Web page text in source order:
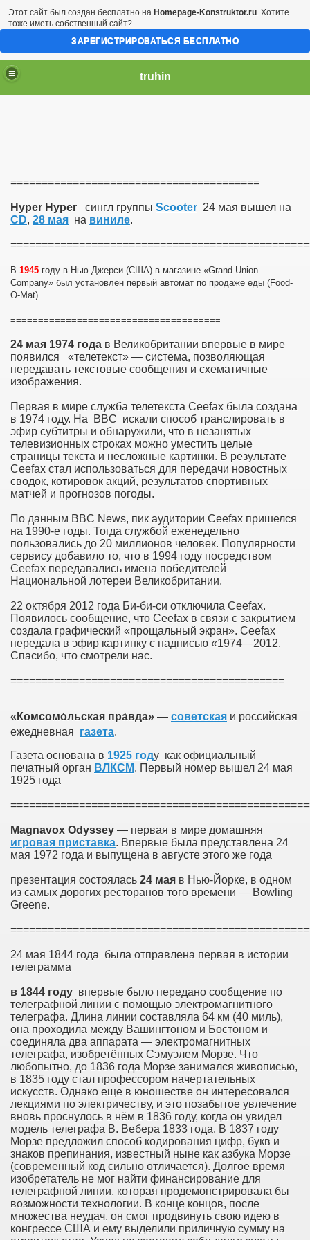
truhin
========================================
Hyper Hyper сингл группы Scooter 24 мая вышел на
CD, 28 мая на виниле.
В 1945 году в Нью Джерси (США) в магазине «Grand Union
Company» был установлен первый автомат по продаже еды (Food-
O-Mat)
======================================
24 мая 1974 года в Великобритании впервые в мире
появился «телетекст» — система, позволяющая
передавать текстовые сообщения и схематичные
изображения.
Первая в мире служба телетекста Ceefax была создана
в 1974 году. На
BBC искали способ транслировать в
эфир субтитры и обнаружили, что в незанятых
телевизионных строках можно уместить целые
страницы текста и несложные картинки. В результате
Ceefax стал использоваться для передачи новостных
сводок, котировок акций, результатов спортивных
матчей и прогнозов погоды.
По данным BBC News, пик аудитории Ceefax пришелся
на 1990-е годы. Тогда службой еженедельно
пользовались до 20 миллионов человек. Популярности
сервису добавило то, что в 1994 году посредством
Ceefax передавались имена победителей
Национальной лотереи Великобритании.
22 октября 2012 года Би-би-си отключила Ceefax.
Появилось сообщение, что Ceefax в связи с закрытием
создала графический «прощальный экран». Ceefax
передала в эфир картинку с надписью «1974—2012.
Спасибо, что смотрели нас.
============================================
«Комсомо́льская пра́вда» — советская и российская
ежедневная газета.
Газета основана в 1925 году как официальный
печатный орган ВЛКСМ. Первый номер вышел 24 мая
1925 года
Magnavox Odyssey — первая в мире домашняя
игровая приставка. Впервые была представлена 24
мая 1972 года и выпущена в августе этого же года
презентация состоялась 24 мая в Нью-Йорке, в одном
из самых дорогих ресторанов того времени — Bowling
Greene.
24 мая 1844 года была отправлена первая в истории
телеграмма
в 1844 году впервые было передано сообщение по
телеграфной линии с помощью электромагнитного
телеграфа. Длина линии составляла 64 км (40 миль),
она проходила между Вашингтоном и Бостоном и
соединяла два аппарата — электромагнитных
телеграфа, изобретённых Сэмуэлем Морзе. Что
любопытно, до 1836 года Морзе занимался живописью,
в 1835 году стал профессором начертательных
искусств. Однако еще в юношестве он интересовался
лекциями по электричеству, и это позабытое увлечение
вновь проснулось в нём в 1836 году, когда он увидел
модель телеграфа В. Вебера 1833 года. В 1837 году
Морзе предложил способ кодирования цифр, букв и
знаков препинания, известный ныне как азбука Морзе
(современный код сильно отличается). Долгое время
изобретатель не мог найти финансирование для
телеграфной линии, которая продемонстрировала бы
возможности технологии. В конце концов, после
множества неудач, он смог продвинуть свою идею в
конгрессе США и ему выделили приличную сумму на
Этот сайт был создан бесплатно на Homepage-Konstruktor.ru. Хотите
тоже иметь собственный сайт?
ЗАРЕГИСТРИРОВАТЬСЯ БЕСПЛАТНО